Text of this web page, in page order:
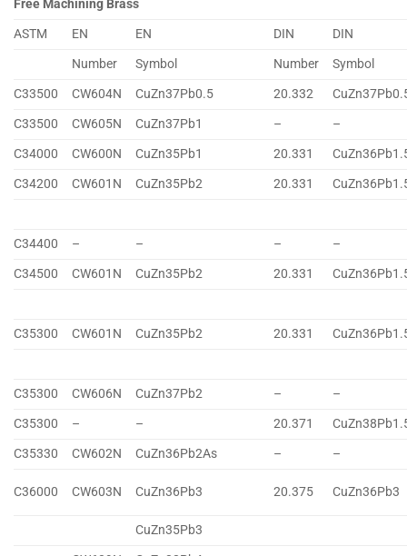
Free Machining Brass
ASTM
EN EN DIN
DIN
Number
Symbol Number
Symbol
C33500
CW604N CuZn37Pb0.5 20.332
C33500
CW605N CuZn37Pb1 –
–
C34000
CW600N CuZn35Pb1 20.331
C34200
CW601N CuZn35Pb2 20.331
C34400 – – –
–
C34500
CW601N CuZn35Pb2 20.331
C35300 CW601N CuZn35Pb2 20.331
C35300 CW606N CuZn37Pb2 –
–
C35300
– – 20.371
C35330
CW602N CuZn36Pb2As – –
C36000 CW603N CuZn36Pb3 20.375 CuZn36Pb3
CuZn35Pb3